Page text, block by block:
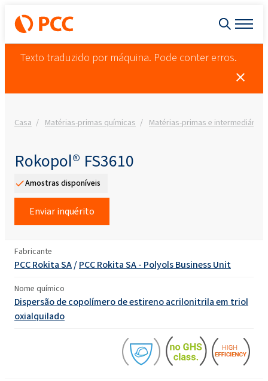
Texto traduzido por máquina. Pode conter erros.
Casa Matérias-primas químicas Matérias-primas e intermediários
Rokopol® FS3610
Amostras disponíveis
Enviar inquérito
Fabricante
PCC Rokita SA/PCC Rokita SA - Polyols Business Unit
Nome químico
Dispersão de copolímero de estireno acrilonitrila em triol
oxialquilado